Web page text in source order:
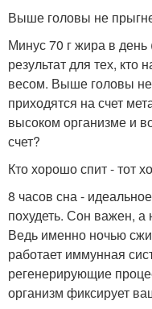
Выше головы не
Минус 70 г жира в
результат для тех,
весом. Выше головы
приходятся на счет
высоком организме и
счет?
Кто хорошо спит - тот
8 часов сна -
похудеть. Сон важен,
Ведь именно ночью
работает иммунная
регенерирующие
организм фиксирует